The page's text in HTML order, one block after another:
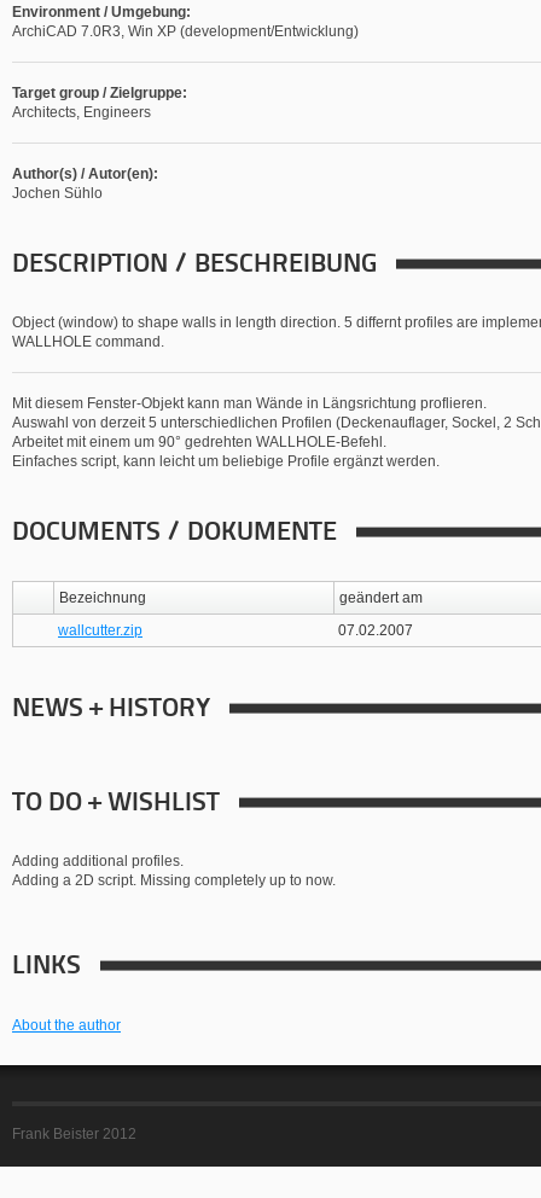
Environment / Umgebung:
ArchiCAD 7.0R3, Win XP (development/Entwicklung)
Target group / Zielgruppe:
Architects, Engineers
Author(s) / Autor(en):
Jochen Sühlo
DESCRIPTION / BESCHREIBUNG
Object (window) to shape walls in length direction. 5 differnt profiles are
WALLHOLE command.
Mit diesem Fenster-Objekt kann man Wände in Längsrichtung proflieren.
Auswahl von derzeit 5 unterschiedlichen Profilen (Deckenauflager, Sockel, 2
Arbeitet mit einem um 90° gedrehten WALLHOLE-Befehl.
Einfaches script, kann leicht um beliebige Profile ergänzt werden.
DOCUMENTS / DOKUMENTE
Bezeichnung
geändert am
wallcutter.zip
07.02.2007
NEWS + HISTORY
TO DO + WISHLIST
Adding additional profiles.
Adding a 2D script. Missing completely up to now.
LINKS
About the author
Frank Beister 2012